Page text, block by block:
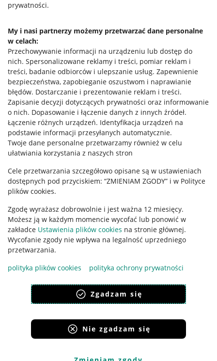
prywatności.
My i nasi partnerzy możemy przetwarzać dane personalne
w celach:
Przechowywanie informacji na urządzeniu lub dostęp do
nich. Spersonalizowane reklamy i treści, pomiar reklam i
treści, badanie odbiorców i ulepszanie usług. Zapewnienie
bezpieczeństwa, zapobieganie oszustwom i naprawianie
błędów. Dostarczanie i prezentowanie reklam i treści.
Zapisanie decyzji dotyczących prywatności oraz informowanie
o nich. Dopasowanie i łączenie danych z innych źródeł.
Łączenie różnych urządzeń. Identyfikacja urządzeń na
podstawie informacji przesyłanych automatycznie.
Twoje dane personalne przetwarzamy również w celu
ułatwiania korzystania z naszych stron
Cele przetwarzania szczegółowo opisane są w ustawieniach
dostępnych pod przyciskiem: “ZMIENIAM ZGODY” i w Polityce
plików cookies.
Zgodę wyrażasz dobrowolnie i jest ważna 12 miesięcy.
Możesz ją w każdym momencie wycofać lub ponowić w
zakładce Ustawienia plików cookies na stronie głównej.
Wycofanie zgody nie wpływa na legalność uprzedniego
przetwarzania.
polityka plików cookies
polityka ochrony prywatności
Zgadzam się
Nie zgadzam się
Jak to działa
Allegro Gadane dla sprzedających
Allegro Gadane dla kupujących
Mapa miejscowości
Informacje prawne
Regulamin
Polityka plików "cookies"
Ustawienia plików "cookies"
Udostępnianie lokalizacji
Informacje dla Aktu o Usługach Cyfrowych
Pobierz aplikację
Korzystanie z serwisu oznacza akceptacjęregulaminu